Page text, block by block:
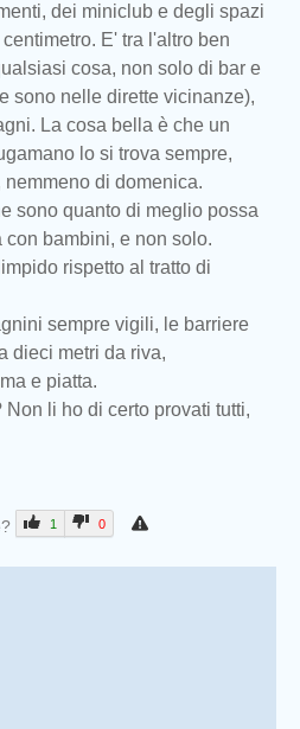
dei miniclub e degli spazi
E' tra l'altro ben
cosa, non solo di bar e
sono nelle dirette vicinanze),
La cosa bella è che un
lo si trova sempre,
di domenica.
sono quanto di meglio possa
bambini, e non solo.
rispetto al tratto di
sempre vigili, le barriere
dieci metri da riva,
e piatta.
Non li ho di certo provati tutti,
1 0